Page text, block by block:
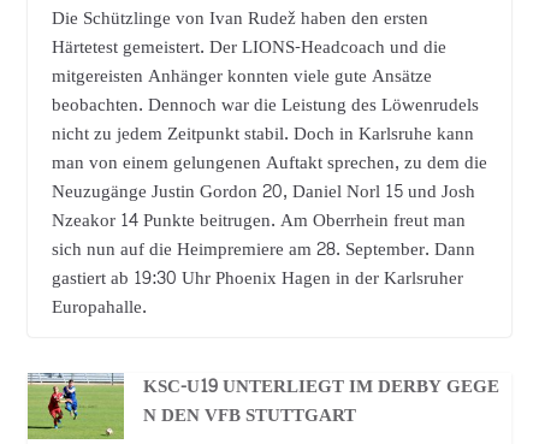
Die Schützlinge von Ivan Rudež haben den ersten
Härtetest gemeistert. Der LIONS-Headcoach und die
mitgereisten Anhänger konnten viele gute Ansätze
beobachten. Dennoch war die Leistung des Löwenrudels
nicht zu jedem Zeitpunkt stabil. Doch in Karlsruhe kann
man von einem gelungenen Auftakt sprechen, zu dem die
Neuzugänge Justin Gordon 20, Daniel Norl 15 und Josh
Nzeakor 14 Punkte beitrugen. Am Oberrhein freut man
sich nun auf die Heimpremiere am 28. September. Dann
gastiert ab 19:30 Uhr Phoenix Hagen in der Karlsruher
Europahalle.
KSC-U19 UNTERLIEGT IM DERBY GEGE
N DEN VFB STUTTGART